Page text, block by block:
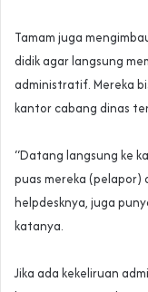
‎Tamam juga
didik agar langsung
administratif. Mereka
kantor cabang dinas
‎“Datang langsung ke
puas mereka (pelapor)
helpdesknya, juga
katanya.
‎Jika ada kekeliruan